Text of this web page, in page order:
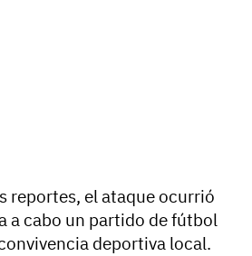
reportes, el ataque ocurrió
a cabo un partido de fútbol
deportiva local.